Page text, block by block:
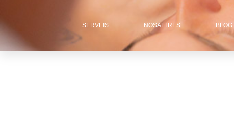
SERVEIS NOSALTRES BLOG